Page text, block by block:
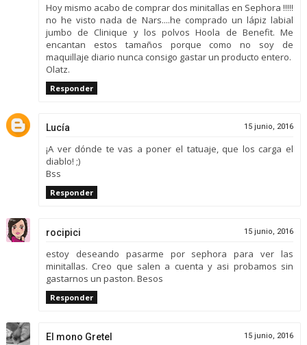
Hoy mismo acabo de comprar dos minitallas en Sephora !!!!!
no he visto nada de Nars....he comprado un lápiz labial
jumbo de Clinique y los polvos Hoola de Benefit. Me
encantan estos tamaños porque como no soy de
maquillaje diario nunca consigo gastar un producto entero.
Olatz.
Responder
Lucía 15 junio, 2016
¡A ver dónde te vas a poner el tatuaje, que los carga el
diablo! ;)
Bss
Responder
rocipici 15 junio, 2016
estoy deseando pasarme por sephora para ver las
minitallas. Creo que salen a cuenta y asi probamos sin
gastarnos un paston. Besos
Responder
El mono Gretel 15 junio, 2016